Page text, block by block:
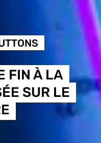
FIN À LA
SUR LE